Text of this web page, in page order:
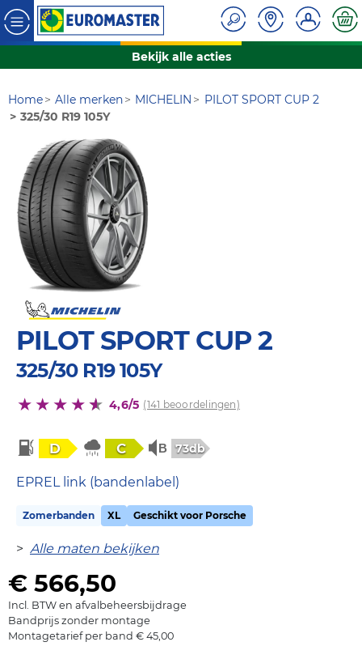
Bekijk alle acties
Home Alle merken MICHELIN
PILOT SPORT CUP 2
325/30 R19 105Y
PILOT SPORT CUP 2
325/30 R19 105Y
4,6/5 (141 beoordelingen)
D C 73db
EPREL link (bandenlabel)
Zomerbanden XL Geschikt voor Porsche
> Alle maten bekijken
€ 566,50
Incl. BTW en afvalbeheersbijdrage
Bandprijs zonder montage
Montagetarief per band € 45,00